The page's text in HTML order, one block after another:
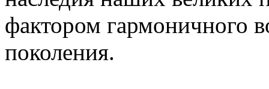
фактором гармоничного
поколения.